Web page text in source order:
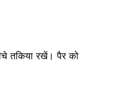
तकिया रखें। पैर को